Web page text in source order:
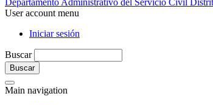
Departamento Administrativo del Servicio Civil
User account menu
Iniciar sesión
Buscar
Main navigation